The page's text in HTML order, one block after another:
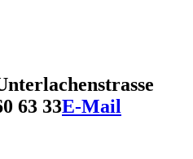
63 33E-Mail